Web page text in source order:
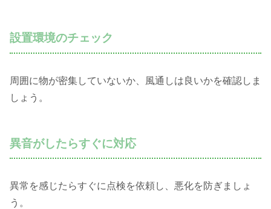
設置環境のチェック
周囲に物が密集していないか、風通しは良いかを確認しま
しょう。
異音がしたらすぐに対応
異常を感じたらすぐに点検を依頼し、悪化を防ぎましょ
う。